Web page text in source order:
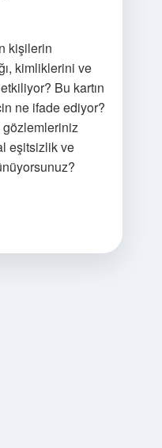
kişilerin
kimliklerini ve
Bu kartın
ne ifade ediyor?
eşitsizlik ve